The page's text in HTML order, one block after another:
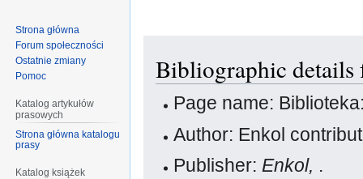
nawigacji
wyszukiwania
Bibliographic
Page name:
Author: Enkol
Publisher: Enkol, .
Strona główna
Forum społeczności
Ostatnie zmiany
Pomoc
Katalog artykułów
prasowych
Strona główna katalogu
prasy
Katalog książek